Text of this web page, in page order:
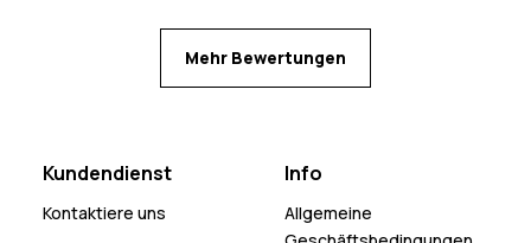
Mehr Bewertungen
Kundendienst
Kontaktiere uns
Info
Allgemeine